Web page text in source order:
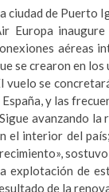
ciudad de Puerto
Europa
aéreas
se crearon en los
vuelo se
España, y las
avanzando la
el interior del
explotación de
de la